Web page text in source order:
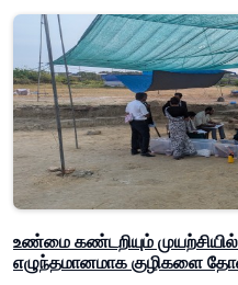
உண்மை கண்டறியும்
எழுந்தமானமாக குழிகளை